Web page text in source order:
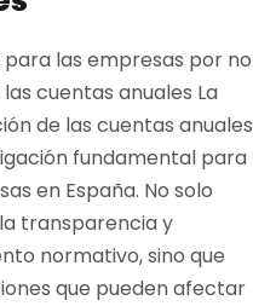
para las empresas por no
cuentas anuales La
de las cuentas anuales
fundamental para
en España. No solo
transparencia y
normativo, sino que
que pueden afectar